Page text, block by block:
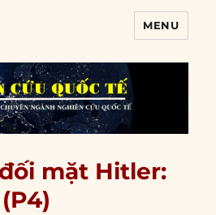
MENU
mặt Hitler: